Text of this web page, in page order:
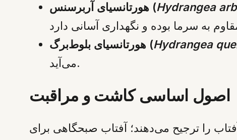
هورتانسیای آربرسنس (Hydrangea
هورتانسیای بلوط‌برگ (Hydrangea
می‌آید.
اصول اساسی کاشت و مراقبت
را ترجیح می‌دهند؛ آفتاب صبحگاهی برای